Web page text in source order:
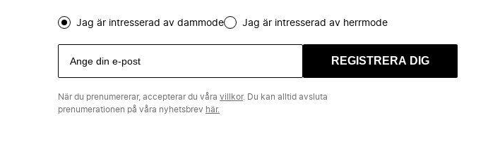
Jag är intresserad av dammode Jag är intresserad av herrmode
REGISTRERA DIG
När du prenumererar, accepterar du våra villkor. Du kan alltid avsluta
prenumerationen på våra nyhetsbrev här.